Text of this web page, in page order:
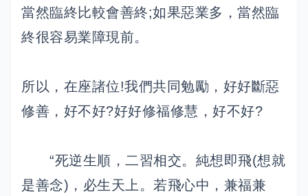
當然臨終比較會善終;如果惡業多，當然臨
終很容易業障現前。
所以，在座諸位!我們共同勉勵，好好斷惡
修善，好不好?好好修福修慧，好不好?
“死逆生順，二習相交。純想即飛(想就
是善念)，必生天上。若飛心中，兼福兼